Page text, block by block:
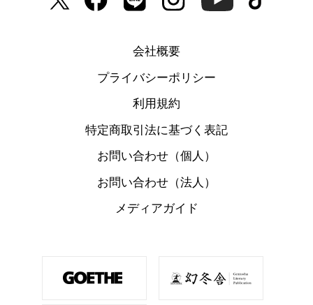
会社概要
プライバシーポリシー
利用規約
特定商取引法に基づく表記
お問い合わせ（個人）
お問い合わせ（法人）
メディアガイド